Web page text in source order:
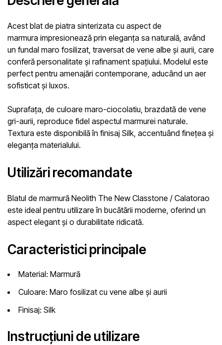
Acest blat de piatra sinterizata cu aspect de
marmura impresionează prin eleganța sa naturală, având
un fundal maro fosilizat, traversat de vene albe și aurii, care
conferă personalitate și rafinament spațiului. Modelul este
perfect pentru amenajări contemporane, aducând un aer
sofisticat și luxos.
Suprafața, de culoare maro-ciocolatiu, brazdată de vene
gri-aurii, reproduce fidel aspectul marmurei naturale.
Textura este disponibilă în finisaj Silk, accentuând finețea și
eleganța materialului.
Utilizări recomandate
Blatul de marmură Neolith The New Classtone / Calatorao
este ideal pentru utilizare în bucătării moderne, oferind un
aspect elegant și o durabilitate ridicată.
Caracteristici principale
Material: Marmură
Culoare: Maro fosilizat cu vene albe și aurii
Finisaj: Silk
Instrucțiuni de utilizare